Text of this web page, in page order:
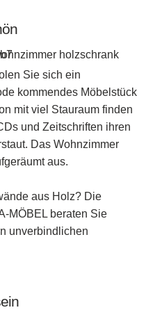
Sie sich ein
kommendes Möbelstück
mit viel Stauraum finden
und Zeitschriften ihren
Das Wohnzimmer
aus.
aus Holz? Die
MÖBEL beraten Sie
unverbindlichen